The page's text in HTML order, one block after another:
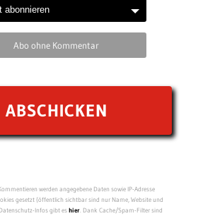
Abo ohne Kommentar
werden angegebene Daten sowie IP-Adresse
gesetzt (öffentlich sichtbar sind nur Name, Website und
Infos gibt eshier. Dank Cache/Spam-Filter sind